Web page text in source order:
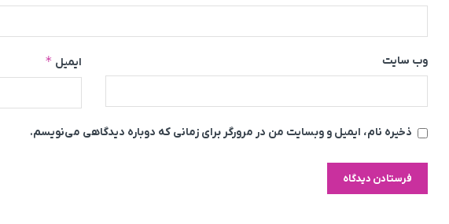
ایمیل * وب‌ سایت
ذخیره نام، ایمیل و وبسایت من در مرورگر برای زمانی که دوباره دیدگاهی می‌نویسم.